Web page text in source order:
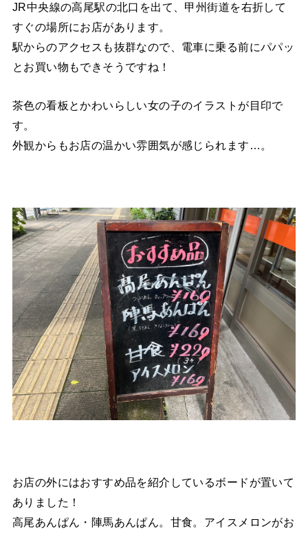
JR中央線の高尾駅の北口を出て、甲州街道を右折して
すぐの場所にお店があります。
駅からのアクセスも抜群なので、電車に乗る前にパパッ
とお買い物もできそうですね！
茶色の看板とかわいらしい女の子のイラストが目印で
す。
外観からもお店の温かい雰囲気が感じられます…。
お店の外にはおすすめ品を紹介しているボードが置いて
ありました！
高尾あんぱん・陣馬あんぱん。甘食。アイスメロンがお